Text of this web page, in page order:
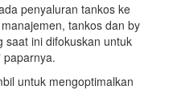
penyaluran tankos ke
tankos dan by
saat ini difokuskan untuk
paparnya.
untuk mengoptimalkan